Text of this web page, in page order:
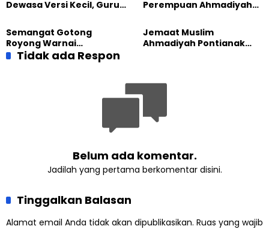
Dewasa Versi Kecil, Guru
Pendidikan BERLIAN
Perempuan Ahmadiyah
Besar Universitas
Terbuka
Semangat Gotong
Royong Warnai
Pembangunan Kembali
Jemaat Muslim
Ahmadiyah Pontianak
Tidak ada Respon
Belum ada komentar.
Jadilah yang pertama berkomentar disini.
Tinggalkan Balasan
Alamat email Anda tidak akan dipublikasikan. Ruas yang wajib